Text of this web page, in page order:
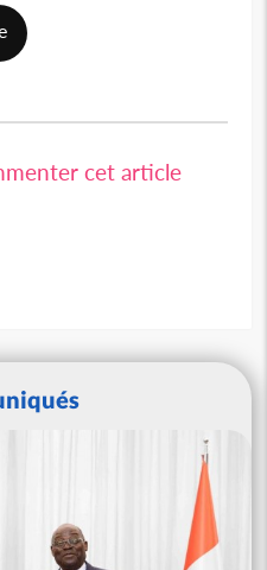
cet article